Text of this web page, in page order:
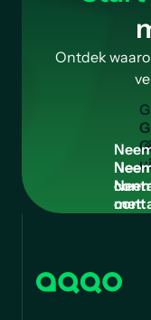
Ontdek
G
Nee
met